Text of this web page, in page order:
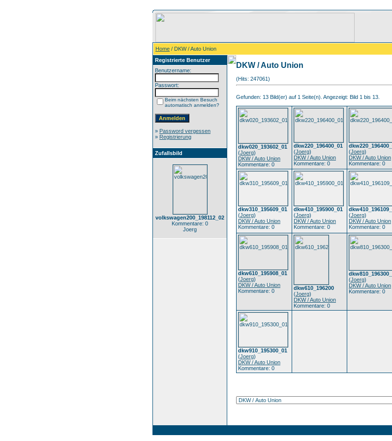
Home / DKW / Auto Union
Registrierte Benutzer
Benutzername:
Passwort:
Beim nächsten Besuch
automatisch anmelden?
» Password vergessen
» Registrierung
Zufallsbild
volkswagen200_198112_02
Kommentare: 0
Joerg
DKW / Auto Union
(Hits: 247061)
Gefunden: 13 Bild(er) auf 1 Seite(n). Angezeigt: Bild 1 bis 13.
dkw020_193602_01
(Joerg)
DKW / Auto Union
Kommentare: 0
dkw220_196400_01
(Joerg)
DKW / Auto Union
Kommentare: 0
(Joerg)
DKW / Auto Union
Kommentare: 0
dkw310_195609_01
(Joerg)
DKW / Auto Union
Kommentare: 0
dkw410_195900_01
(Joerg)
DKW / Auto Union
Kommentare: 0
(Joerg)
DKW / Auto Union
Kommentare: 0
dkw610_195908_01
(Joerg)
DKW / Auto Union
Kommentare: 0
dkw610_196200
(Joerg)
DKW / Auto Union
Kommentare: 0
(Joerg)
DKW / Auto Union
Kommentare: 0
dkw910_195300_01
(Joerg)
DKW / Auto Union
Kommentare: 0